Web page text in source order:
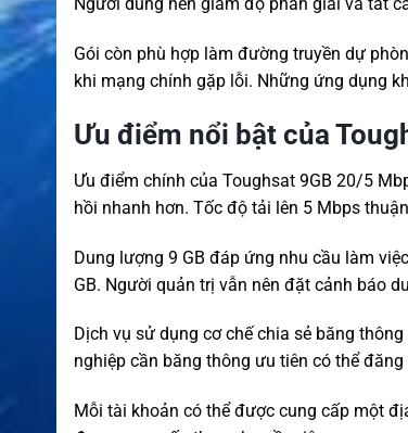
Người dùng nên giảm độ phân giải và tắt
Gói còn phù hợp làm đường truyền dự
khi mạng chính gặp lỗi. Những ứng dụng
Ưu điểm nổi bật của
Ưu điểm chính của Toughsat 9GB 20/5
hồi nhanh hơn. Tốc độ tải lên 5 Mbps
Dung lượng 9 GB đáp ứng nhu cầu làm
GB. Người quản trị vẫn nên đặt cảnh báo
Dịch vụ sử dụng cơ chế chia sẻ băng
nghiệp cần băng thông ưu tiên có thể đăng
Mỗi tài khoản có thể được cung cấp một